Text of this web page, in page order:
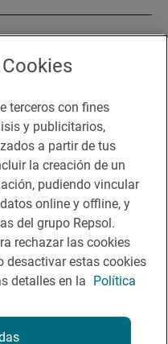
terceros con fines
y publicitarios,
a partir de tus
la creación de un
pudiendo vincular
online y offline, y
del grupo Repsol.
rechazar las cookies
desactivar estas cookies
detalles en la Política